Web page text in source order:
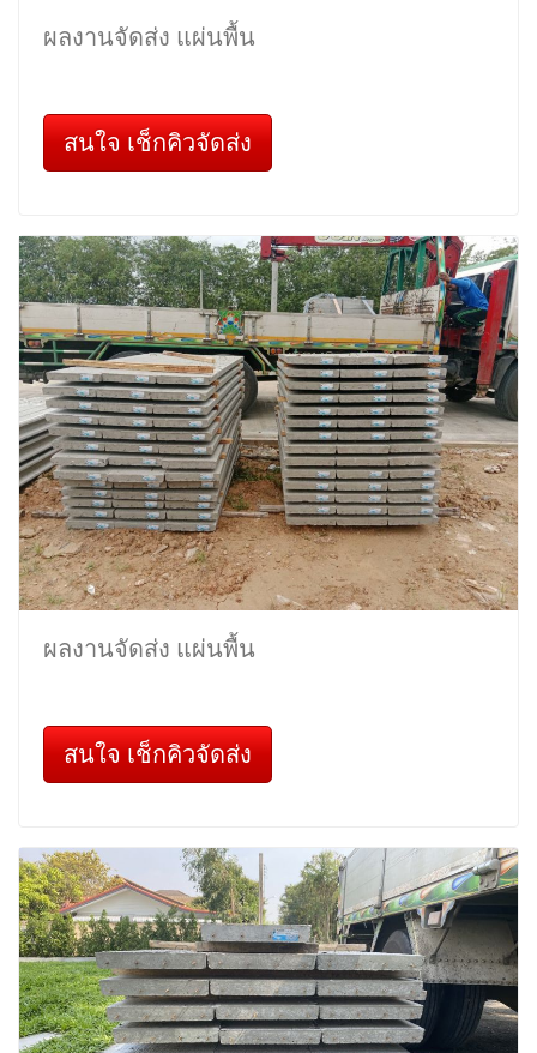
ผลงานจัดส่ง แผ่นพื้น
สนใจ เช็กคิวจัดส่ง
ผลงานจัดส่ง แผ่นพื้น
สนใจ เช็กคิวจัดส่ง